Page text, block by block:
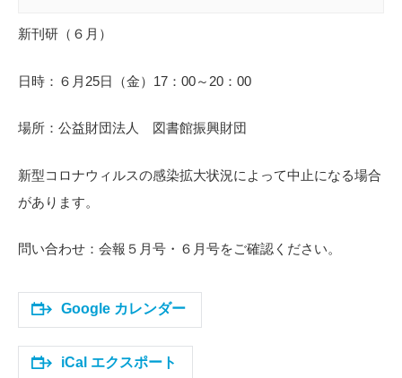
新刊研（６月）
日時：６月25日（金）17：00～20：00
場所：公益財団法人 図書館振興財団
新型コロナウィルスの感染拡大状況によって中止になる場合
があります。
問い合わせ：会報５月号・６月号をご確認ください。
Google カレンダー
iCal エクスポート